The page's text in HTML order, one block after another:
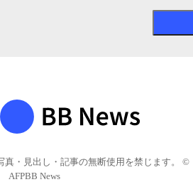
真・見出し・記事の無断使用を禁じます。 ©
AFPBB News